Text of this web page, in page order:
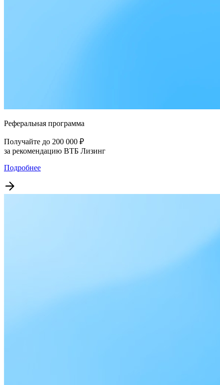
Реферальная программа
Получайте до 200 000 ₽
за рекомендацию ВТБ Лизинг
Подробнее